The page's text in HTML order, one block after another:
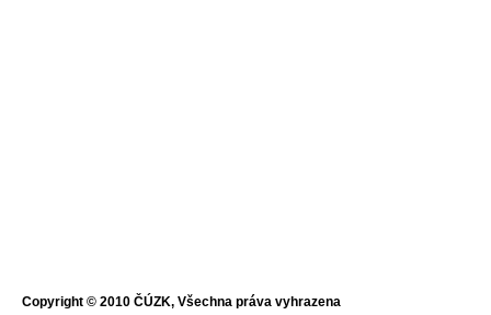
Copyright © 2010 ČÚZK, Všechna práva vyhrazena